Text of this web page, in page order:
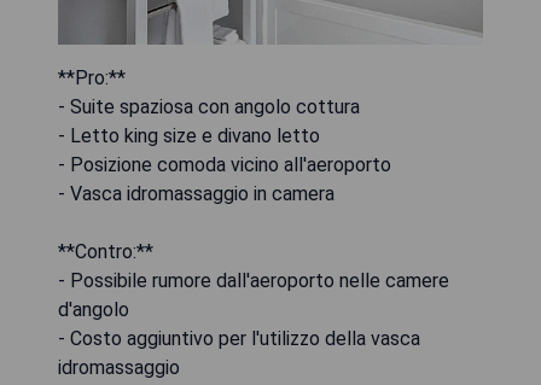
**Pro:**
- Suite spaziosa con angolo cottura
- Letto king size e divano letto
- Posizione comoda vicino all'aeroporto
- Vasca idromassaggio in camera
**Contro:**
- Possibile rumore dall'aeroporto nelle camere
d'angolo
- Costo aggiuntivo per l'utilizzo della vasca
idromassaggio